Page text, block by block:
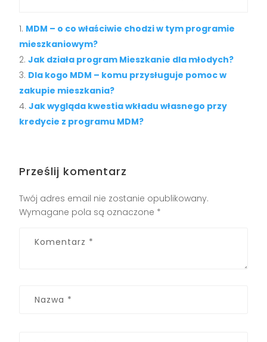
MDM – o co właściwie chodzi w tym programie
mieszkaniowym?
Jak działa program Mieszkanie dla młodych?
Dla kogo MDM – komu przysługuje pomoc w
zakupie mieszkania?
Jak wygląda kwestia wkładu własnego przy
kredycie z programu MDM?
Prześlij komentarz
Twój adres email nie zostanie opublikowany.
Wymagane pola są oznaczone *